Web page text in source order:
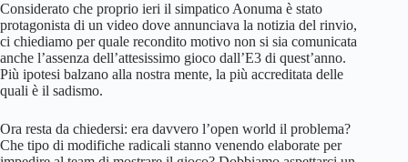
Considerato che proprio ieri il simpatico Aonuma è stato
protagonista di un video dove annunciava la notizia del rinvio,
ci chiediamo per quale recondito motivo non si sia comunicata
anche l’assenza dell’attesissimo gioco dall’E3 di quest’anno.
Più ipotesi balzano alla nostra mente, la più accreditata delle
quali è il sadismo.
Ora resta da chiedersi: era davvero l’open world il problema?
Che tipo di modifiche radicali stanno venendo elaborate per